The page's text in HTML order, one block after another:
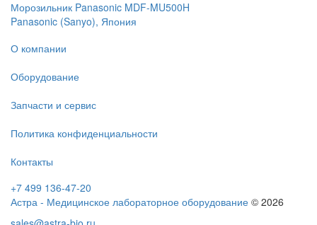
Морозильник Panasonic MDF-MU500H
Panasonic (Sanyo), Япония
О компании
Оборудование
Запчасти и сервис
Политика конфиденциальности
Контакты
+7 499 136-47-20
Астра - Медицинское лабораторное оборудование © 2026